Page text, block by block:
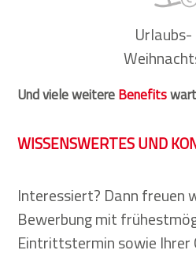
Urlaubs-
Und viele weitereBenefits
WISSENSWERTES UND
Interessiert? Dann freuen
Bewerbung mit
Eintrittstermin sowie